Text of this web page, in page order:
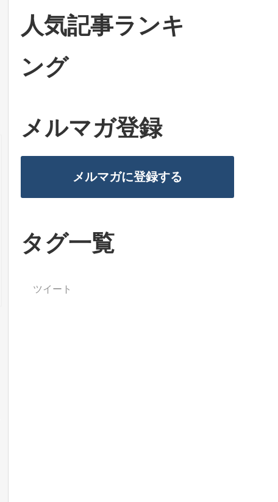
人気記事ランキ
ング
メルマガ登録
メルマガに登録する
タグ一覧
ツイート